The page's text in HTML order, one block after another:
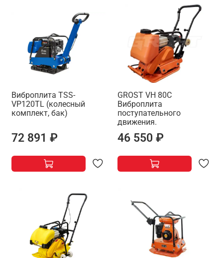
Виброплита TSS-
VP120TL (колесный
комплект, бак)
72 891 ₽
GROST VH 80C
Виброплита
поступательного
движения.
46 550 ₽